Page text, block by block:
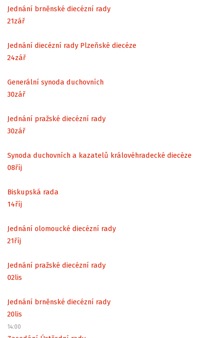
Jednání brněnské diecézní rady
21zář
Jednání diecézní rady Plzeňské diecéze
24zář
Generální synoda duchovních
30zář
Jednání pražské diecézní rady
30zář
Synoda duchovních a kazatelů královéhradecké diecéze
08říj
Biskupská rada
14říj
Jednání olomoucké diecézní rady
21říj
Jednání pražské diecézní rady
02lis
Jednání brněnské diecézní rady
20lis
14:00